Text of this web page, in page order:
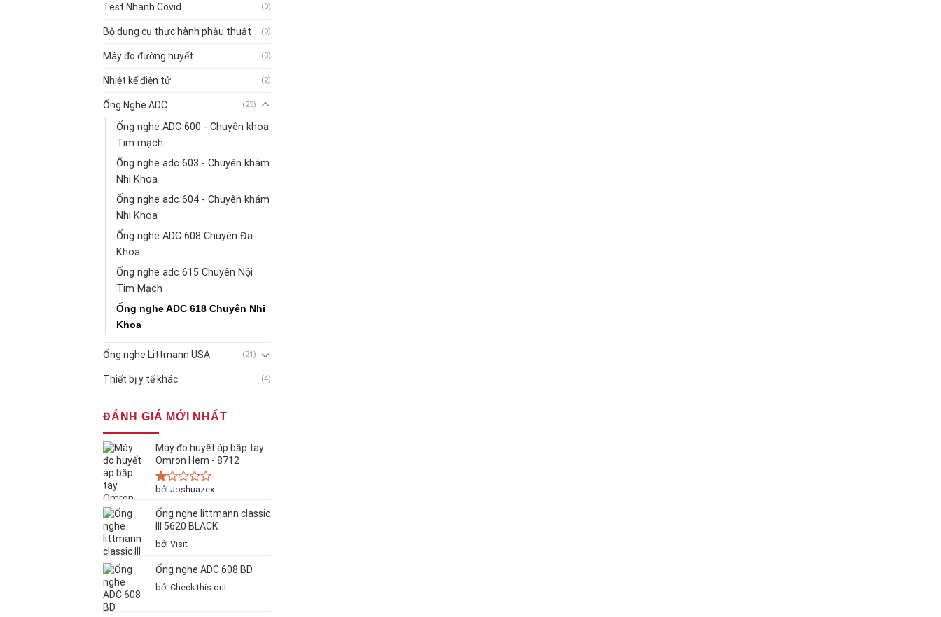
Test Nhanh Covid (0)
Bộ dụng cụ thực hành phẫu thuật (0)
Máy đo đường huyết (3)
Nhiệt kế điện tử (2)
Ống Nghe ADC (23)
Ống nghe ADC 600 - Chuyên khoa
Tim mạch
Ống nghe adc 603 - Chuyên khám
Nhi Khoa
Ống nghe adc 604 - Chuyên khám
Nhi Khoa
Ống nghe ADC 608 Chuyên Đa
Khoa
Ống nghe adc 615 Chuyên Nội
Tim Mạch
Ống nghe ADC 618 Chuyên Nhi
Khoa
Ống nghe Littmann USA (21)
Thiết bị y tế khác (4)
ĐÁNH GIÁ MỚI NHẤT
Máy đo huyết áp bắp tay
Omron Hem - 8712
Được
hạng
sao
bởi Joshuazex
Ống nghe littmann classic
III 5620 BLACK
bởi Visit
Ống nghe ADC 608 BD
bởi Check this out